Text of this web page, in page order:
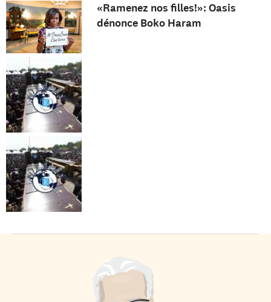
«Ramenez nos filles!»: Oasis
dénonce Boko Haram